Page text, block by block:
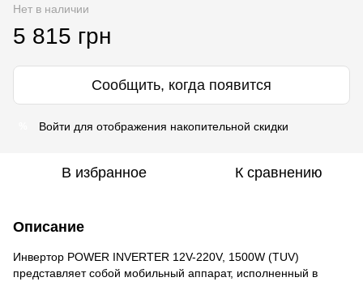
Нет в наличии
5 815 грн
Сообщить, когда появится
Войти для отображения накопительной скидки
В избранное К сравнению
Описание
Инвертор POWER INVERTER 12V-220V, 1500W (TUV)
представляет собой мобильный аппарат, исполненный в